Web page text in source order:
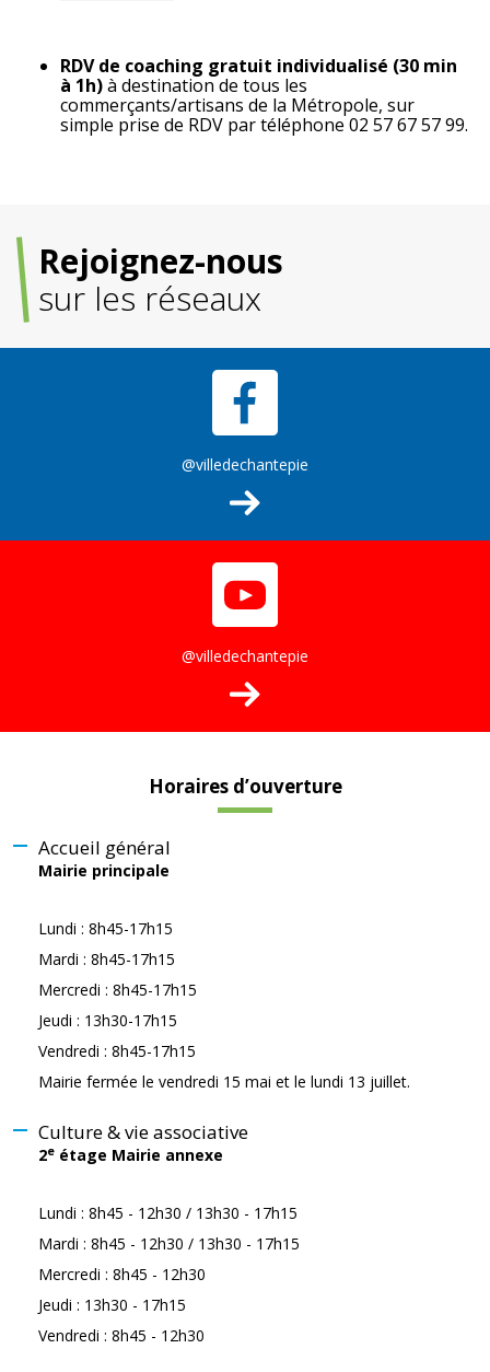
RDV de coaching gratuit individualisé (30 min
à 1h)à destination de tous les
commerçants/artisans de la Métropole, sur
simple prise de RDV par téléphone 02 57 67 57 99.
Rejoignez-nous
sur les réseaux
@villedechantepie
@villedechantepie
Horaires d’ouverture
Accueil général
Mairie principale
Lundi : 8h45-17h15
Mardi : 8h45-17h15
Mercredi : 8h45-17h15
Jeudi : 13h30-17h15
Vendredi : 8h45-17h15
Mairie fermée le vendredi 15 mai et le lundi 13 juillet.
Culture & vie associative
2e étage Mairie annexe
Lundi : 8h45 - 12h30 / 13h30 - 17h15
Mardi : 8h45 - 12h30 / 13h30 - 17h15
Mercredi : 8h45 - 12h30
Jeudi : 13h30 - 17h15
Vendredi : 8h45 - 12h30